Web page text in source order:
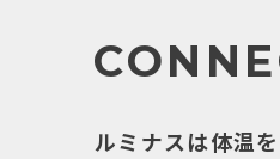
ルミナスは体温